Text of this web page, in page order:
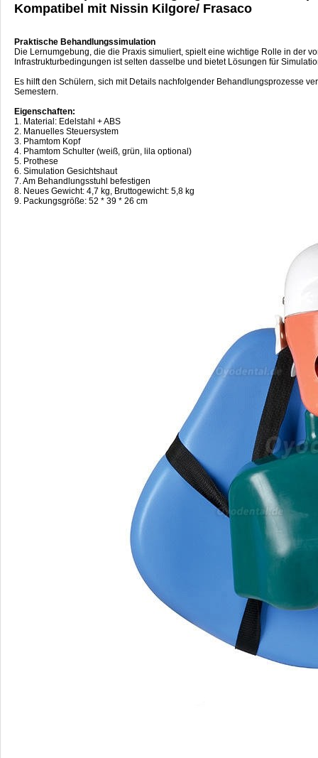
Kompatibel mit Nissin Kilgore/ Frasaco
Praktische Behandlungssimulation
Die Lernumgebung, die die Praxis simuliert, spielt eine wichtige Rolle in der
Infrastrukturbedingungen ist selten dasselbe und bietet Lösungen für
Es hilft den Schülern, sich mit Details nachfolgender Behandlungsprozesse
Semestern.
Eigenschaften:
1. Material: Edelstahl + ABS
2. Manuelles Steuersystem
3. Phamtom Kopf
4. Phamtom Schulter (weiß, grün, lila optional)
5. Prothese
6. Simulation Gesichtshaut
7. Am Behandlungsstuhl befestigen
8. Neues Gewicht: 4,7 kg, Bruttogewicht: 5,8 kg
9. Packungsgröße: 52 * 39 * 26 cm